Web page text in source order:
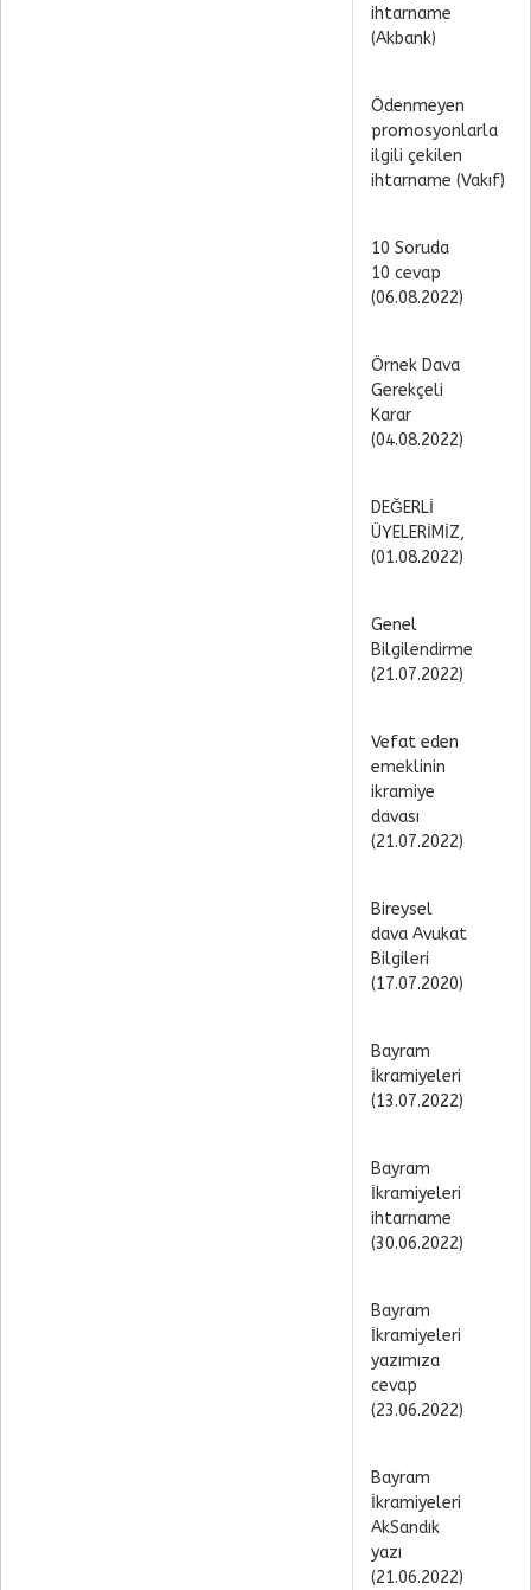
ihtarname
(Akbank)
Ödenmeyen
promosyonlarla
ilgili çekilen
ihtarname (Vakıf)
10 Soruda
10 cevap
(06.08.2022)
Örnek Dava
Gerekçeli
Karar
(04.08.2022)
DEĞERLİ
ÜYELERİMİZ,
(01.08.2022)
Genel
Bilgilendirme
(21.07.2022)
Vefat eden
emeklinin
ikramiye
davası
(21.07.2022)
Bireysel
dava Avukat
Bilgileri
(17.07.2020)
Bayram
İkramiyeleri
(13.07.2022)
Bayram
İkramiyeleri
ihtarname
(30.06.2022)
Bayram
İkramiyeleri
yazımıza
cevap
(23.06.2022)
Bayram
İkramiyeleri
AkSandık
yazı
(21.06.2022)